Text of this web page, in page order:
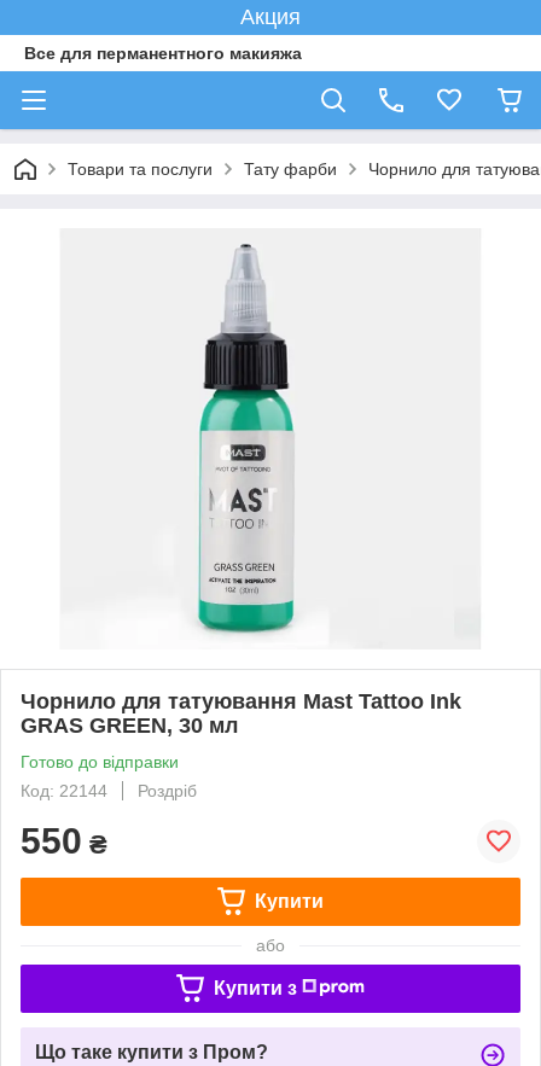
Акция
Все для перманентного макияжа
Товари та послуги Тату фарби Чорнило для
Чорнило для татуювання Mast Tattoo Ink
GRAS GREEN, 30 мл
Готово до відправки
Код: 22144
Роздріб
550 ₴
Купити
або
Купити з
Що таке купити з Пром?